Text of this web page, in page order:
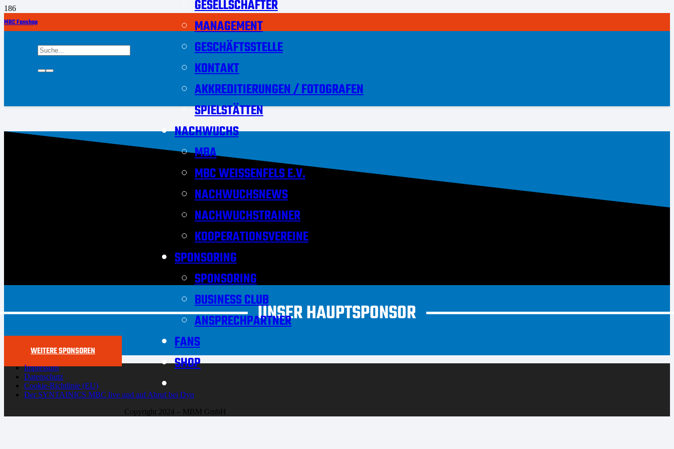
MBC Fanshop
GESELLSCHAFTER
MANAGEMENT
GESCHÄFTSSTELLE
KONTAKT
AKKREDITIERUNGEN / FOTOGRAFEN
SPIELSTÄTTEN
NACHWUCHS
MBA
MBC WEISSENFELS E.V.
NACHWUCHSNEWS
NACHWUCHSTRAINER
KOOPERATIONSVEREINE
SPONSORING
SPONSORING
BUSINESS CLUB
ANSPRECHPARTNER
FANS
SHOP
UNSER HAUPTSPONSOR
WEITERE SPONSOREN
Impressum
Datenschutz
Cookie-Richtlinie (EU)
Der SYNTAINICS MBC live und auf Abruf bei Dyn
Copyright 2024 – MBM GmbH